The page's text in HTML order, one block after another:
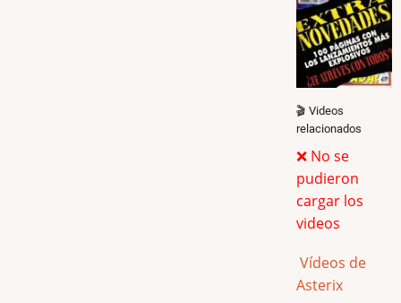
🎬 Videos
relacionados
❌ No se
pudieron
cargar los
videos
Vídeos de
Asterix